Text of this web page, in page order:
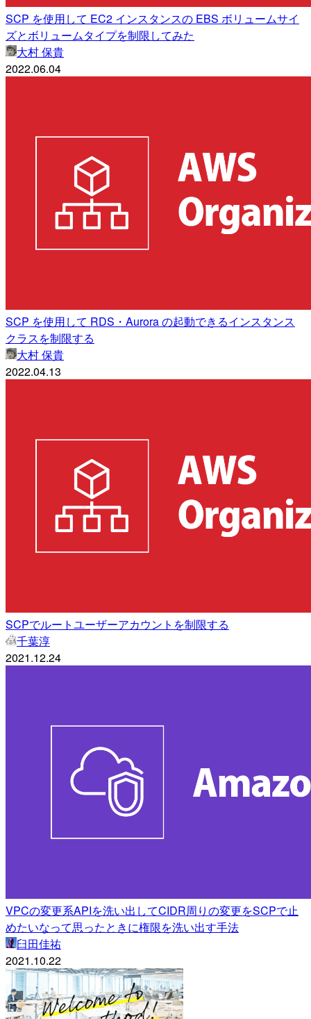
SCP を使用して EC2 インスタンスの EBS ボリュームサイ
ズとボリュームタイプを制限してみた
大村 保貴
2022.06.04
SCP を使用して RDS・Aurora の起動できるインスタンス
クラスを制限する
大村 保貴
2022.04.13
SCPでルートユーザーアカウントを制限する
千葉淳
2021.12.24
VPCの変更系APIを洗い出してCIDR周りの変更をSCPで止
めたいなって思ったときに権限を洗い出す手法
臼田佳祐
2021.10.22